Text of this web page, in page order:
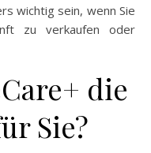
wichtig sein, wenn Sie
zu verkaufen oder
die
Sie?